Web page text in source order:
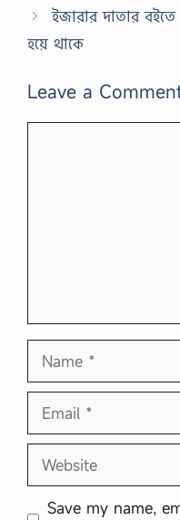
ইজারার দাতার
হয়ে থাকে
Leave a
Name
Email
Website
Save my name,